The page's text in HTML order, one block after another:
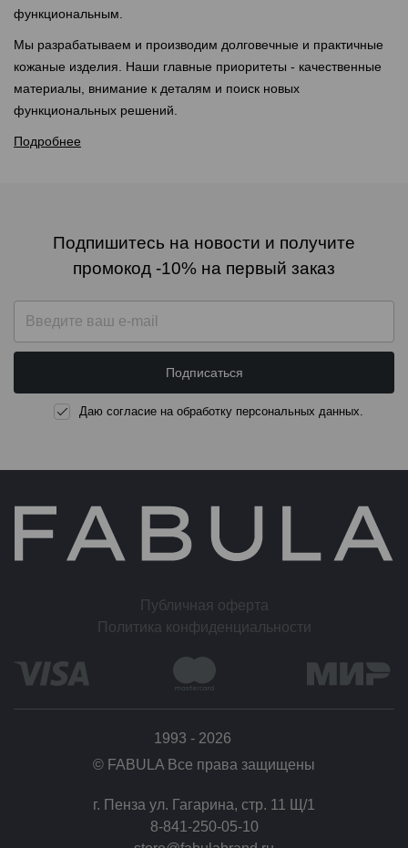
функциональным.
Мы разрабатываем и производим долговечные и практичные
кожаные изделия. Наши главные приоритеты - качественные
материалы, внимание к деталям и поиск новых
функциональных решений.
Подробнее
Подпишитесь на новости и получите
промокод -10% на первый заказ
Подписаться
Даю согласие на обработку персональных данных.
Публичная оферта
Политика конфиденциальности
1993 - 2026
© FABULA Все права защищены
г. Пенза ул. Гагарина, стр. 11 Щ/1
8-841-250-05-10